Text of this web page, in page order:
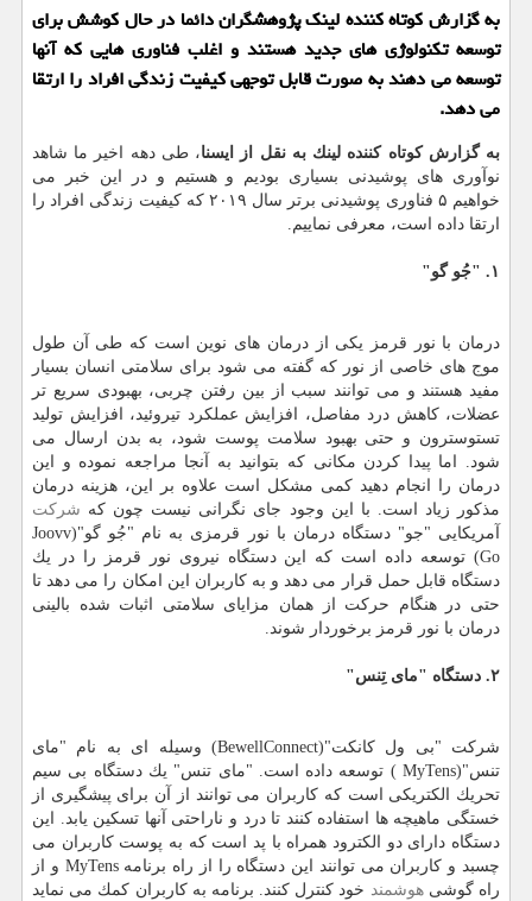
به گزارش كوتاه كننده لینك پژوهشگران دائما در حال كوشش برای
توسعه تكنولوژی های جدید هستند و اغلب فناوری هایی كه آنها
توسعه می دهند به صورت قابل توجهی كیفیت زندگی افراد را ارتقا
می دهد.
به گزارش كوتاه كننده لینك به نقل از ایسنا، طی دهه اخیر ما شاهد
نوآوری های پوشیدنی بسیاری بودیم و هستیم و در این خبر می
خواهیم ۵ فناوری پوشیدنی برتر سال ۲۰۱۹ كه كیفیت زندگی افراد را
ارتقا داده است، معرفی نماییم.
۱. "جُو گو"
درمان با نور قرمز یكی از درمان های نوین است كه طی آن طول
موج های خاصی از نور كه گفته می شود برای سلامتی انسان بسیار
مفید هستند و می توانند سبب از بین رفتن چربی، بهبودی سریع تر
عضلات، كاهش درد مفاصل، افزایش عملكرد تیروئید، افزایش تولید
تستوسترون و حتی بهبود سلامت پوست شود، به بدن ارسال می
شود. اما پیدا كردن مكانی كه بتوانید به آنجا مراجعه نموده و این
درمان را انجام دهید كمی مشكل است علاوه بر این، هزینه درمان
مذكور زیاد است. با این وجود جای نگرانی نیست چون كه شركت
آمریكایی "جو" دستگاه درمان با نور قرمزی به نام "جُو گو"(Joovv
Go) توسعه داده است كه این دستگاه نیروی نور قرمز را در یك
دستگاه قابل حمل قرار می دهد و به كاربران این امكان را می دهد تا
حتی در هنگام حركت از همان مزایای سلامتی اثبات شده بالینی
درمان با نور قرمز برخوردار شوند.
۲. دستگاه "مای تِنس"
شركت "بی ول كانكت"(BewellConnect) وسیله ای به نام "مای
تنس"(MyTens ) توسعه داده است. "مای تنس" یك دستگاه بی سیم
تحریك الكتریكی است كه كاربران می توانند از آن برای پیشگیری از
خستگی ماهیچه ها استفاده كنند تا درد و ناراحتی آنها تسكین یابد. این
دستگاه دارای دو الكترود همراه با پد است كه به پوست كاربران می
چسبد و كاربران می توانند این دستگاه را از راه برنامه MyTens و از
راه گوشیهوشمند خود كنترل كنند. برنامه به كاربران كمك می نماید